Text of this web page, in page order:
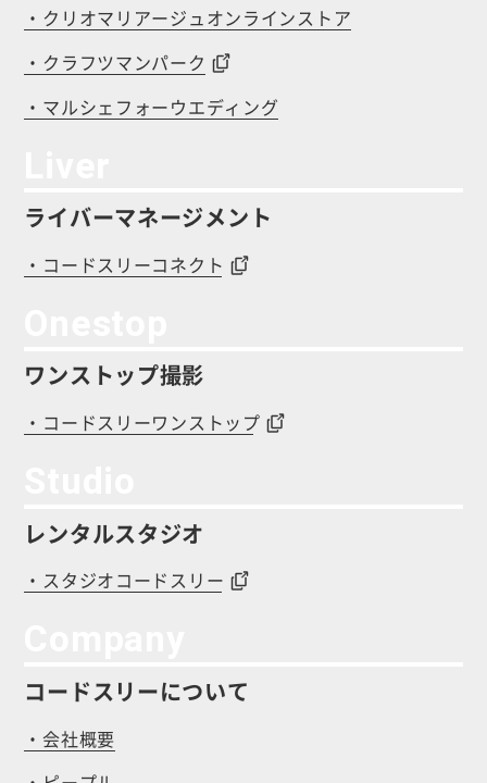
・クリオマリアージュオンラインストア
・クラフツマンパーク
・マルシェフォーウエディング
ライバーマネージメント
・コードスリーコネクト
ワンストップ撮影
・コードスリーワンストップ
レンタルスタジオ
・スタジオコードスリー
コードスリーについて
・会社概要